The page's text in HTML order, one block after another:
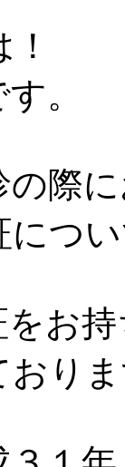
！
。
の際
つ
をお
おり